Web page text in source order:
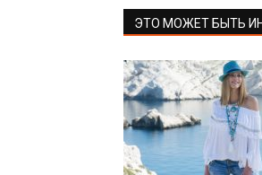
ЭТО МОЖЕТ БЫТЬ